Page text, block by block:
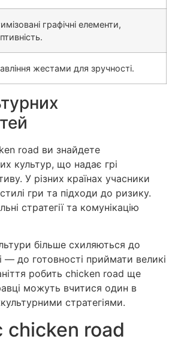
графічні елементи,
жестами для зручності.
road ви знайдете
культур, що надає грі
У різних країнах учасники
гри та підходи до ризику.
стратегії та комунікацію
більше схиляються до
— до готовності приймати великі
робить chicken road ще
можуть вчитися один в
стратегіями.
chicken road